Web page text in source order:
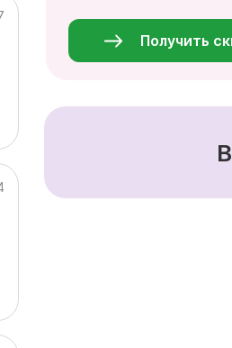
Получить